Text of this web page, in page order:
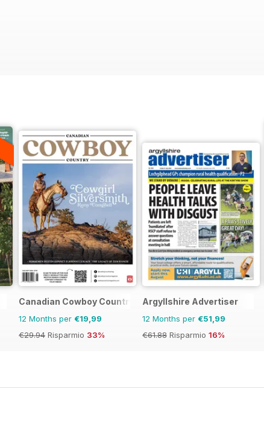
Canadian Cowboy Country
12 Months per €19,99
€29.94 Risparmio 33%
Argyllshire Advertiser
12 Months per €51,99
€61.88 Risparmio 16%